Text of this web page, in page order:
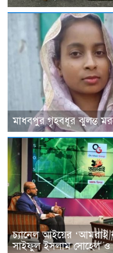
মাধবপুর গৃহবধূর ঝুলন্ত
চ্যানেল আইয়ের ‘আমরাই
সাইফুল ইসলাম সোহেল ও